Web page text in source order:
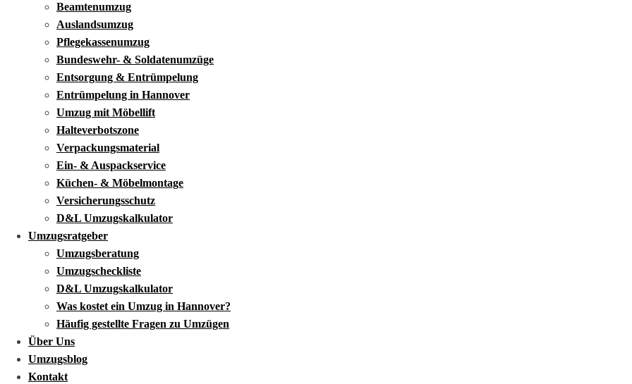
Beamtenumzug
Auslandsumzug
Pflegekassenumzug
Bundeswehr- & Soldatenumzüge
Entsorgung & Entrümpelung
Entrümpelung in Hannover
Umzug mit Möbellift
Halteverbotszone
Verpackungsmaterial
Ein- & Auspackservice
Küchen- & Möbelmontage
Versicherungsschutz
D&L Umzugskalkulator
Umzugsratgeber
Umzugsberatung
Umzugscheckliste
D&L Umzugskalkulator
Was kostet ein Umzug in Hannover?
Häufig gestellte Fragen zu Umzügen
Über Uns
Umzugsblog
Kontakt